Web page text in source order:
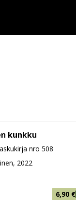
kunkku
nro 508
2022
6,90 €